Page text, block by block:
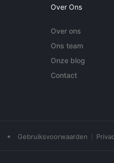
Over Ons
Over ons
Ons team
Onze blog
Contact
• Gebruiksvoorwaarden